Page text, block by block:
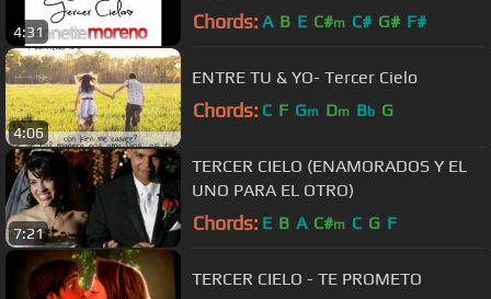
4:31 Chords: A B E C#m C# G# F#
4:06
ENTRE TU & YO- Tercer Cielo
Chords: C F Gm Dm Bb G
7:21
TERCER CIELO (ENAMORADOS Y EL
UNO PARA EL OTRO)
Chords: E B A C#m C G F
TERCER CIELO - TE PROMETO